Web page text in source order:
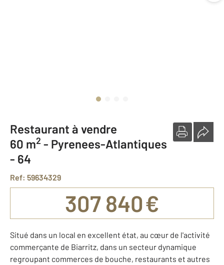
Restaurant à vendre
60 m2 - Pyrenees-Atlantiques
- 64
Ref: 59634329
307 840 €
Situé dans un local en excellent état, au cœur de l'activité
commerçante de Biarritz, dans un secteur dynamique
regroupant commerces de bouche, restaurants et autres